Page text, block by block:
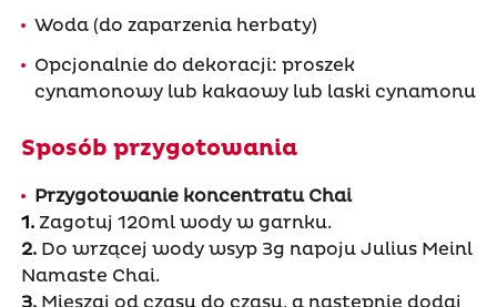
Woda (do zaparzenia herbaty)
Opcjonalnie do dekoracji: proszek
cynamonowy lub kakaowy lub laski cynamonu
Sposób przygotowania
Przygotowanie koncentratu Chai
1. Zagotuj 120ml wody w garnku.
2. Do wrzącej wody wsyp 3g napoju Julius Meinl
Namaste Chai.
3. Mieszaj od czasu do czasu, a następnie dodaj